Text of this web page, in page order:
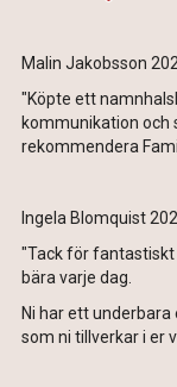
Malin Jakobsson
"Köpte ett
kommunikation och
rekommendera
Ingela Blomquist
"Tack för
bära varje dag.
Ni har ett
som ni tillverkar i er